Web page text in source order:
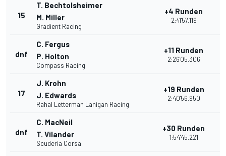
15
T. Bechtolsheimer
M. Miller
Gradient Racing
+4 Runden
2:41'57.119
dnf
C. Fergus
P. Holton
Compass Racing
+11 Runden
2:26'05.306
17
J. Krohn
J. Edwards
Rahal Letterman Lanigan Racing
+19 Runden
2:40'56.950
dnf
C. MacNeil
T. Vilander
Scuderia Corsa
+30 Runden
1:54'45.221